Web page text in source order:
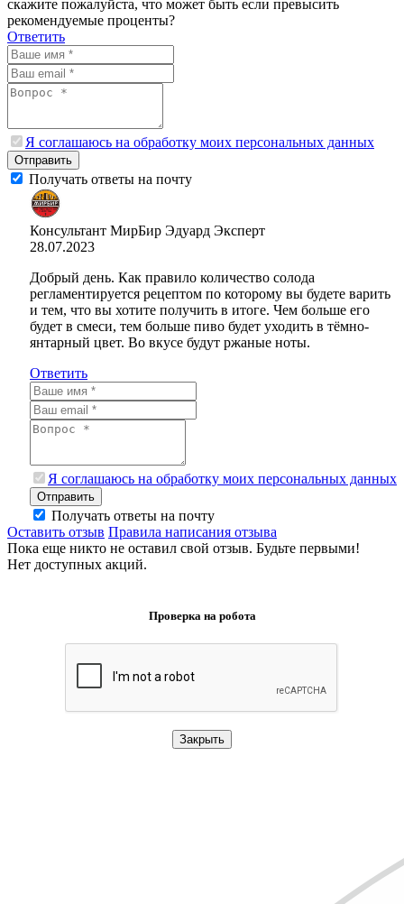
скажите пожалуйста, что может быть если превысить
рекомендуемые проценты?
Ответить
Я соглашаюсь на обработку моих персональных данных
Отправить
Получать ответы на почту
Консультант МирБир Эдуард Эксперт
28.07.2023
Добрый день. Как правило количество солода
регламентируется рецептом по которому вы будете варить
и тем, что вы хотите получить в итоге. Чем больше его
будет в смеси, тем больше пиво будет уходить в тёмно-
янтарный цвет. Во вкусе будут ржаные ноты.
Ответить
Я соглашаюсь на обработку моих персональных данных
Отправить
Получать ответы на почту
Оставить отзыв Правила написания отзыва
Пока еще никто не оставил свой отзыв. Будьте первыми!
Нет доступных акций.
Проверка на робота
Закрыть